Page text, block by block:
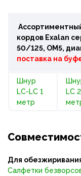
кордов Exalan
50/125, OM5,
поставка на
Шнур
LC-LC 1
метр
LC 2
Для
Салфетки